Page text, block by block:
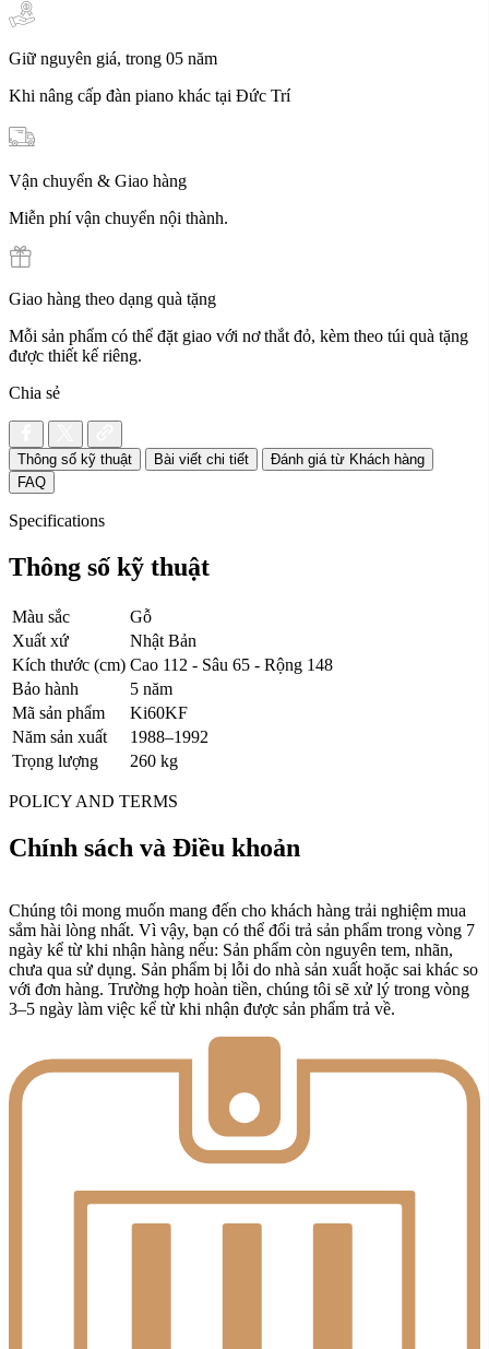
Giữ nguyên giá, trong 05 năm
Khi nâng cấp đàn piano khác tại Đức Trí
Vận chuyển & Giao hàng
Miễn phí vận chuyển nội thành.
Giao hàng theo dạng quà tặng
Mỗi sản phẩm có thể đặt giao với nơ thắt đỏ, kèm theo túi quà tặng
được thiết kế riêng.
Chia sẻ
Thông số kỹ thuật Bài viết chi tiết
Đánh giá từ Khách hàng
FAQ
Specifications
Thông số kỹ thuật
Màu sắc
Gỗ
Xuất xứ
Nhật Bản
Kích thước (cm) Cao 112 - Sâu 65 - Rộng 148
Bảo hành
5 năm
Mã sản phẩm
Ki60KF
Năm sản xuất
1988–1992
Trọng lượng
260 kg
POLICY AND TERMS
Chính sách và Điều khoản
Chúng tôi mong muốn mang đến cho khách hàng trải nghiệm mua
sắm hài lòng nhất. Vì vậy, bạn có thể đổi trả sản phẩm trong vòng 7
ngày kể từ khi nhận hàng nếu: Sản phẩm còn nguyên tem, nhãn,
chưa qua sử dụng. Sản phẩm bị lỗi do nhà sản xuất hoặc sai khác so
với đơn hàng. Trường hợp hoàn tiền, chúng tôi sẽ xử lý trong vòng
3–5 ngày làm việc kể từ khi nhận được sản phẩm trả về.